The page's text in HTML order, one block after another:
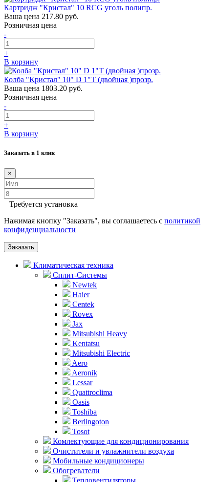
Картридж "Кристал" 10 RCG уголь полипр.
Ваша цена 217.80 руб.
Розничная цена
-
+
В корзину
Колба "Кристал" 10" D 1"Т (двойная )прозр.
Ваша цена 1803.20 руб.
Розничная цена
-
+
В корзину
Заказать в 1 клик
×
Требуется установка
Нажимая кнопку "Заказать", вы соглашаетесь с политикой
конфиденциальности
Заказать
Климатическая техника
Сплит-Системы
Newtek
Haier
Centek
Rovex
Jax
Mitsubishi Heavy
Kentatsu
Mitsubishi Electric
Aero
Aeronik
Lessar
Quattroclima
Oasis
Toshiba
Berlingoton
Tosot
Комлектующие для кондиционирования
Очистители и увлажнители воздуха
Мобильные кондиционеры
Обогреватели
Тепловентиляторы